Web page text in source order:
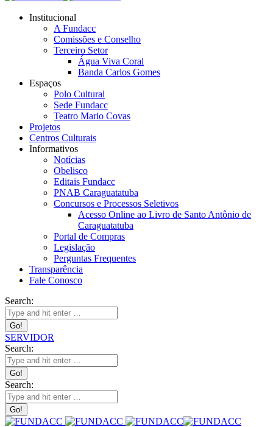
Institucional
A Fundacc
Comissões e Conselho
Terceiro Setor
Água Viva Coral
Banda Carlos Gomes
Espaços
Polo Cultural
Sede Fundacc
Teatro Mario Covas
Projetos
Centros Culturais
Informativos
Notícias
Obelisco
Editais Fundacc
PNAB Caraguatatuba
Concursos e Processos Seletivos
Acesso Online ao Livro de Santo Antônio de
Caraguatatuba
Portal de Compras
Legislação
Perguntas Frequentes
Transparência
Fale Conosco
Search:
SERVIDOR
Search:
Search: